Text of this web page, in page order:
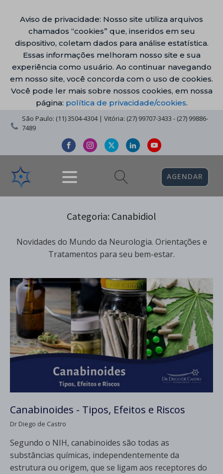
Aviso de privacidade: Nosso site utiliza arquivos
chamados “cookies” que, inseridos em seu
dispositivo, coletam dados para análise estatística.
Essas informações melhoram nosso site e sua
experiência como usuário. Ao continuar navegando
em nosso site, você concorda com o uso de cookies.
Você pode ler mais sobre nossos cookies, em nossa
página: política de privacidade/cookies.
São Paulo: (11) 3504-4304 | Vitória: (27) 99707-3433 - (27) 99886-
7489
AGENDAR
Categoria: Canabidiol
Novidades do Mundo da Neurologia. Orientações e
Tratamentos para seu bem-estar.
Canabinoides - Tipos, Efeitos e Riscos
Dr Diego de Castro
Segundo o NIH, canabinoides são todas as
substâncias químicas, independentemente da
estrutura ou origem, que se ligam aos receptores do